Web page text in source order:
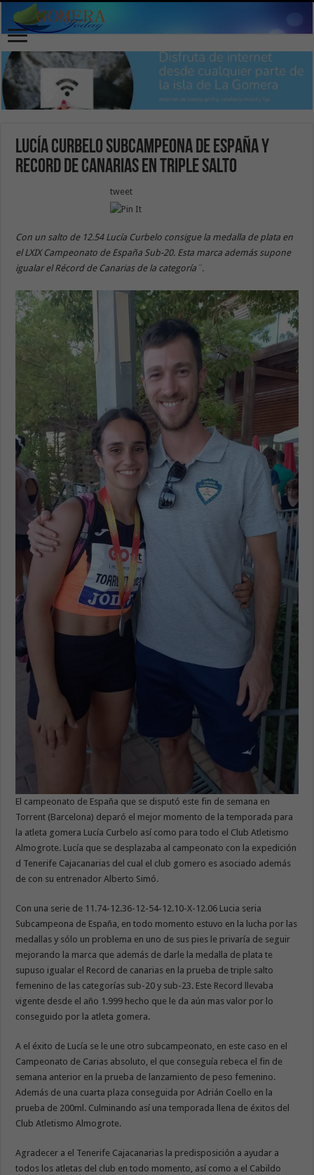
Lucía Curbelo subcampeona de España y
record de Canarias en triple salto
tweet
Con un salto de 12.54 Lucía Curbelo consigue la medalla de plata en
el LXIX Campeonato de España Sub-20. Esta marca además supone
igualar el Récord de Canarias de la categoría¨.
El campeonato de España que se disputó este fin de semana en
Torrent (Barcelona) deparó el mejor momento de la temporada para
la atleta gomera Lucía Curbelo así como para todo el Club Atletismo
Almogrote. Lucía que se desplazaba al campeonato con la expedición
d Tenerife Cajacanarias del cual el club gomero es asociado además
de con su entrenador Alberto Simó.
Con una serie de 11.74-12.36-12-54-12.10-X-12.06 Lucia seria
Subcampeona de España, en todo momento estuvo en la lucha por las
medallas y sólo un problema en uno de sus pies le privaría de seguir
mejorando la marca que además de darle la medalla de plata te
supuso igualar el Record de canarias en la prueba de triple salto
femenino de las categorías sub-20 y sub-23. Este Record llevaba
vigente desde el año 1.999 hecho que le da aún mas valor por lo
conseguido por la atleta gomera.
A el éxito de Lucía se le une otro subcampeonato, en este caso en el
Campeonato de Carias absoluto, el que conseguía rebeca el fin de
semana anterior en la prueba de lanzamiento de peso femenino.
Además de una cuarta plaza conseguida por Adrián Coello en la
prueba de 200ml. Culminando así una temporada llena de éxitos del
Club Atletismo Almogrote.
Agradecer a el Tenerife Cajacanarias la predisposición a ayudar a
todos los atletas del club en todo momento, así como a el Cabildo